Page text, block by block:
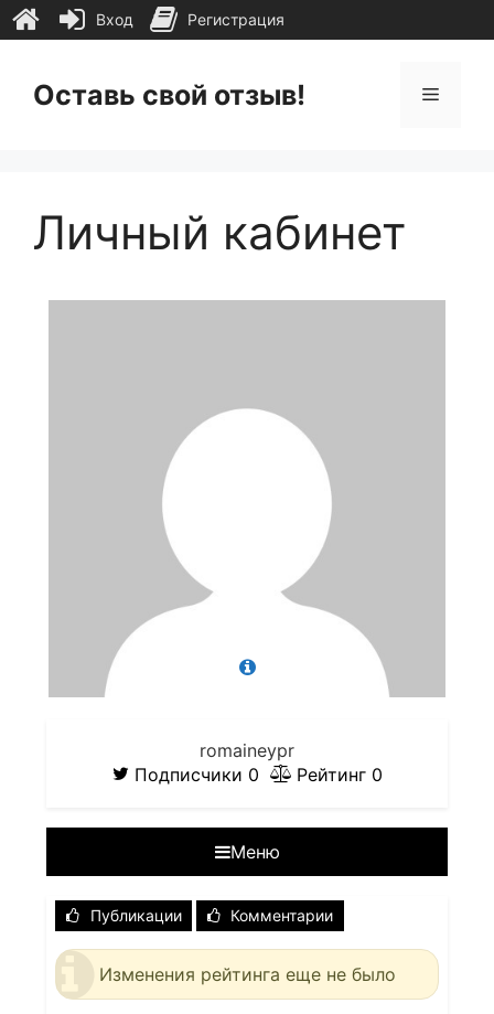
содержимому
Оставь свой отзыв! Меню
Личный кабинет
romaineypr
Подписчики 0 Рейтинг 0
Меню
Публикации Комментарии
Изменения рейтинга еще не было
Вход Регистрация